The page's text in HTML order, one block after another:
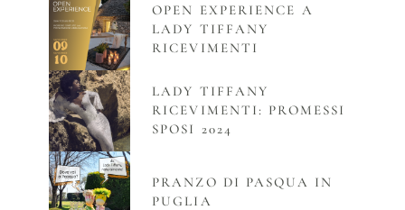
OPEN EXPERIENCE A
LADY TIFFANY
RICEVIMENTI
LADY TIFFANY
RICEVIMENTI: PROMESSI
SPOSI 2024
PRANZO DI PASQUA IN
PUGLIA